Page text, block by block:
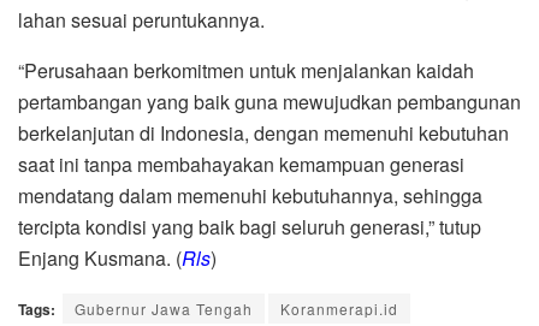
lahan sesuai peruntukannya.
“Perusahaan berkomitmen untuk menjalankan kaidah
pertambangan yang baik guna mewujudkan pembangunan
berkelanjutan di Indonesia, dengan memenuhi kebutuhan
saat ini tanpa membahayakan kemampuan generasi
mendatang dalam memenuhi kebutuhannya, sehingga
tercipta kondisi yang baik bagi seluruh generasi,” tutup
Enjang Kusmana. (Rls)
Tags: Gubernur Jawa Tengah
Koranmerapi.id